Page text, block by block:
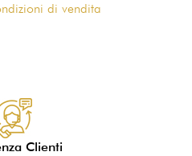
di vendita
Clienti